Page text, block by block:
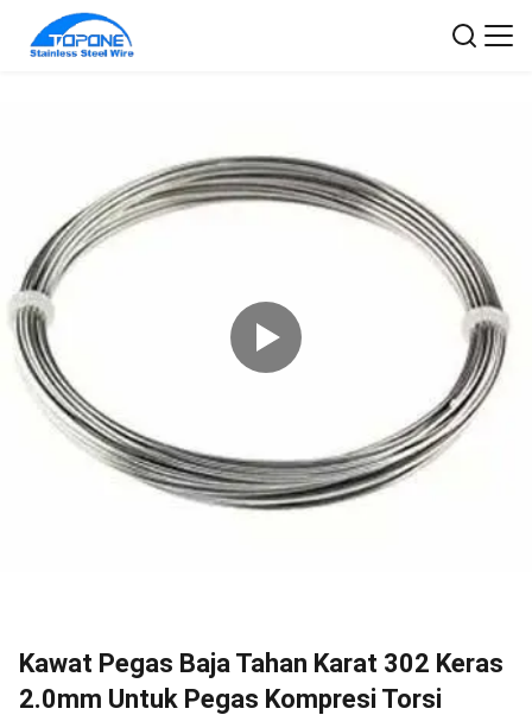
Kawat Pegas Baja Tahan Karat 302 Keras
2.0mm Untuk Pegas Kompresi Torsi